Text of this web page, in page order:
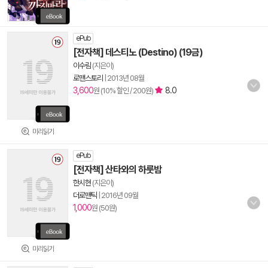
미리읽기
ePub
[전자책] 데스티노 (Destino) (19금)
이수림 (지은이)
로맨스토리
2013년 08월
3,600원 (10% 할인 / 200원) 8.0
미리읽기
ePub
[전자책] 산타와의 하룻밤
한시현 (지은이)
더로맨틱 2016년 09월
1,000원 (50원)